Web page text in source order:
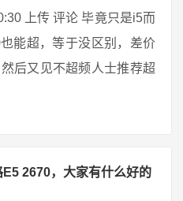
上传 评论 毕竟只是i5而
能超，等于没区别，差价
后又见不超频人士推荐超
2670，大家有什么好的